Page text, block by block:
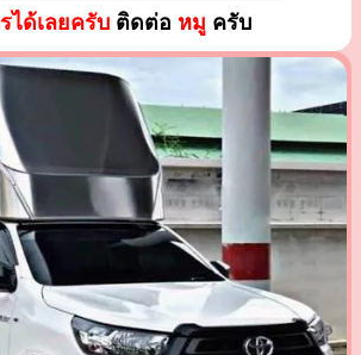
ได้เลยครับติดต่อ หมู ครับ